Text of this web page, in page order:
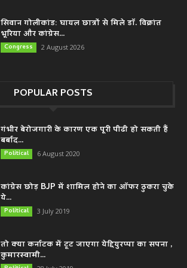
सिवान गोलीकांड: घायल छात्रों से मिले डॉ. विक्रांत
भूरिया और कांग्रेस...
Congress 2 August 2026
POPULAR POSTS
गंभीर बेरोजगारी के कारण एक पूरी पीढी हो सकती हैं
बर्बाद...
Political 6 August 2020
कांग्रेस छोड़ BJP में शामिल होने का ऑफर ठुकरा चुके
ये...
Political 3 July 2019
तो क्या कर्नाटक में टूट जाएगा येद्दियुरप्पा का सपना ,
कुमारस्वामी...